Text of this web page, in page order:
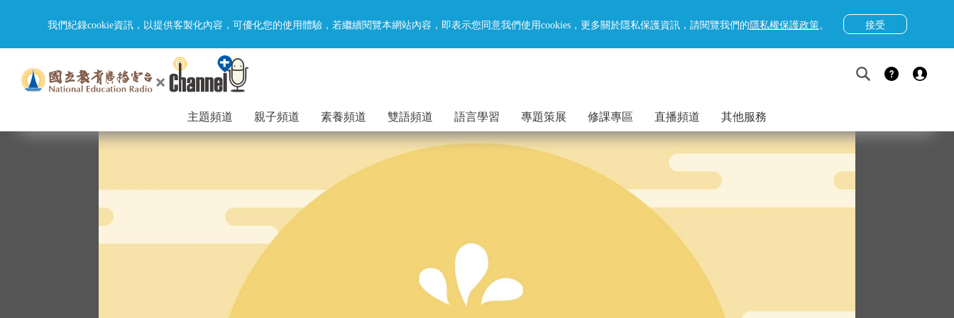
我們紀錄cookie資訊，以提供客製化內容，可優化您的使用體驗，若繼續閱覽本網站內容，即表示您同意我們使用cookies，更多關於隱私保護資訊，請閱覽我們的 隱私權保護政策。 接受
主題頻道 親子頻道 素養頻道 雙語頻道 語言學習 專題策展 修課專區 直播頻道 其他服務